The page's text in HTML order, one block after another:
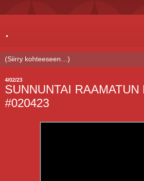
.
4/02/23
SUNNUNTAI RAAMATUN
#020423